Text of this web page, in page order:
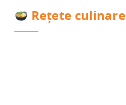
conținut
Rețete culinare